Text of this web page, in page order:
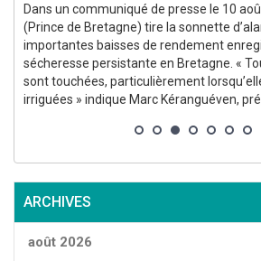
Dans un communiqué de presse le 10
(Prince de Bretagne) tire la sonnette
importantes baisses de rendement
sécheresse persistante en Bretagne. «
sont touchées, particulièrement
irriguées » indique Marc Kéranguéven,
ARCHIVES
août 2026